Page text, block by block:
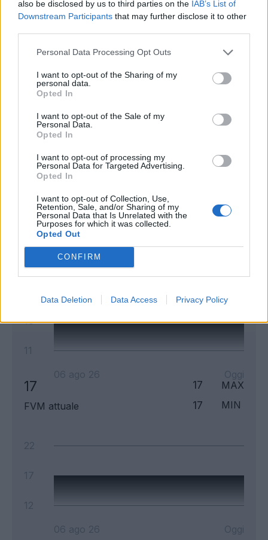
also be disclosed by us to third parties on the IAB’s List of
Downstream Participants that may further disclose it to other
Personal Data Processing Opt Outs
I want to opt-out of the Sharing of my
personal data.
Opted In
I want to opt-out of the Sale of my
Personal Data.
Opted In
I want to opt-out of processing my
Personal Data for Targeted Advertising.
Opted In
I want to opt-out of Collection, Use,
Retention, Sale, and/or Sharing of my
Personal Data that Is Unrelated with the
Purposes for which it was collected.
Opted Out
CONFIRM
Data Deletion Data Access Privacy Policy
Classic
Andamento FantaValore di Mercato
16
FVM attuale 16 MIN
16
17
FVM attuale
17 MAX
17 MIN